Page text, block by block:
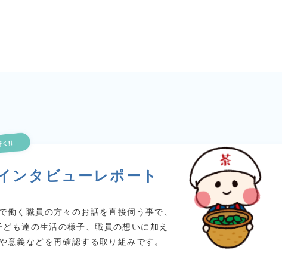
ンタビューレポート
働く 職員の方々のお話を直接伺う事で、
も達の生活の様子、職員の想いに加え
意義などを再確認する取り組みです。